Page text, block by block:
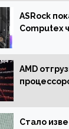
ASRock
Computex
включая
AMD
Стало